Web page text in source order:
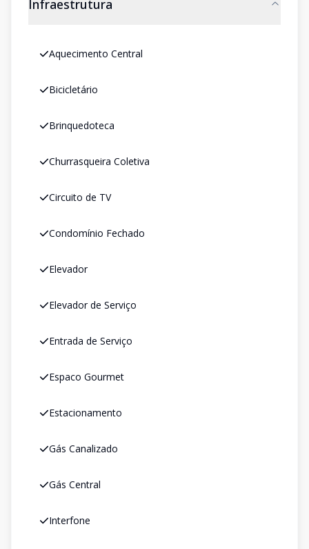
Infraestrutura
Aquecimento Central
Bicicletário
Brinquedoteca
Churrasqueira Coletiva
Circuito de TV
Condomínio Fechado
Elevador
Elevador de Serviço
Entrada de Serviço
Espaco Gourmet
Estacionamento
Gás Canalizado
Gás Central
Interfone